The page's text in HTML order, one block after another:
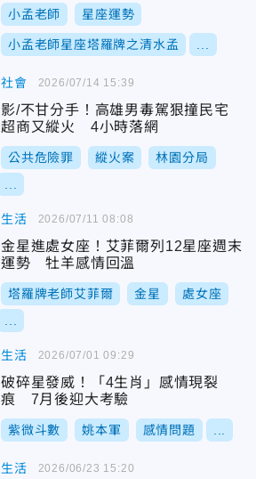
小孟老師 星座運勢
小孟老師星座塔羅牌之清水孟
社會
影/不甘分手！高雄男毒駕狠撞民宅
超商又縱火 4小時落網
公共危險罪 縱火案 林園分局
2026/07/14 15:39
生活
金星進處女座！艾菲爾列12星座週末
運勢 牡羊感情回溫
塔羅牌老師艾菲爾 金星 處女座
2026/07/11 08:08
生活
破碎星發威！「4生肖」感情現裂
痕 7月後迎大考驗
紫微斗數 姚本軍 感情問題
2026/07/01 09:29
生活 2026/06/23 15:20